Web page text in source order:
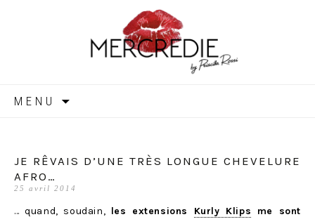
MERCREDIE
MENU
JE RÊVAIS D’UNE TRÈS LONGUE CHEVELURE
AFRO…
25 avril 2014
… quand, soudain, les extensions Kurly Klips me sont